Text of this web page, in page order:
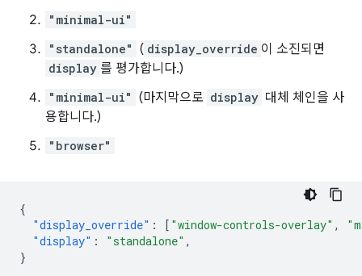
"minimal-ui"
"standalone" ( display_override 이 소진되면
display 를 평가합니다.)
"minimal-ui" (마지막으로 display 대체 체인을 사
용합니다.)
"browser"
{
"display_override" : [ "window-controls-overlay" ,
"display" : "standalone" ,
}